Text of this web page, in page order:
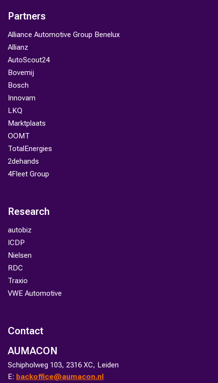
Partners
Alliance Automotive Group Benelux
Allianz
AutoScout24
Bovemij
Bosch
Innovam
LKQ
Marktplaats
OOMT
TotalEnergies
2dehands
4Fleet Group
Research
autobiz
ICDP
Nielsen
RDC
Traxio
VWE Automotive
Contact
AUMACON
Schipholweg 103, 2316 XC, Leiden
E: backoffice@aumacon.nl